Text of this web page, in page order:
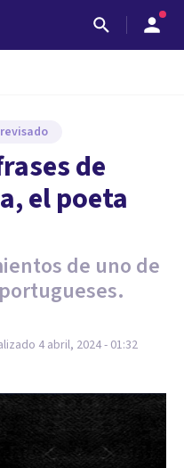
de
el poeta
de uno de
4 abril, 2024 - 01:32